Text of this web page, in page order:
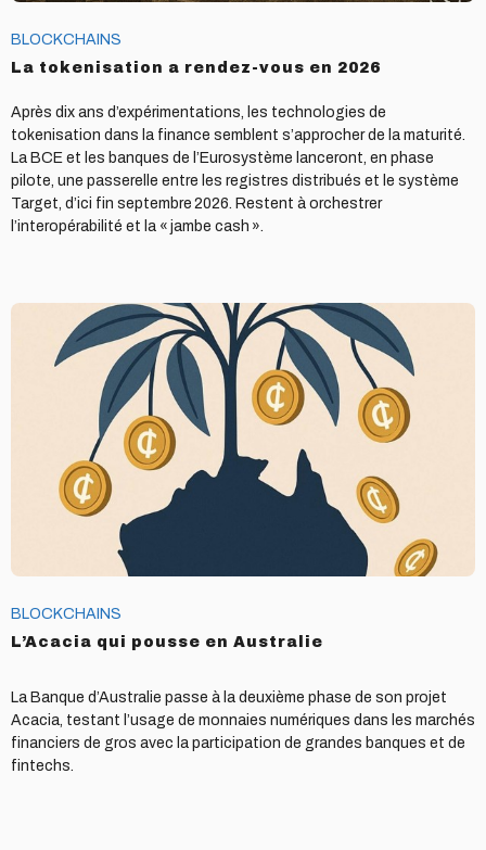
BLOCKCHAINS
La tokenisation a rendez-vous en 2026
Après dix ans d’expérimentations, les technologies de
tokenisation dans la finance semblent s’approcher de la maturité.
La BCE et les banques de l’Eurosystème lanceront, en phase
pilote, une passerelle entre les registres distribués et le système
Target, d’ici fin septembre 2026. Restent à orchestrer
l’interopérabilité et la « jambe cash ».
pousse
BLOCKCHAINS
L’Acacia qui pousse en Australie
La Banque d’Australie passe à la deuxième phase de son projet
Acacia, testant l’usage de monnaies numériques dans les marchés
financiers de gros avec la participation de grandes banques et de
fintechs.